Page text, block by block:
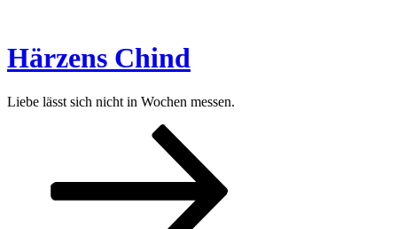
springen
Härzens Chind
Liebe lässt sich nicht in Wochen messen.